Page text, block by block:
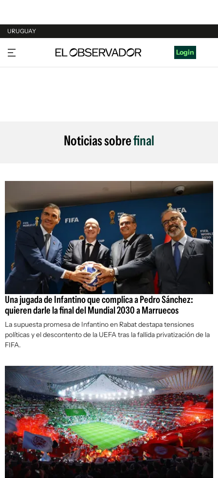
URUGUAY
URUGUAY
ARGENTINA
Login
Noticias sobrefinal
Una jugada de Infantino que complica a Pedro Sánchez:
quieren darle la final del Mundial 2030 a Marruecos
La supuesta promesa de Infantino en Rabat destapa tensiones
políticas y el descontento de la UEFA tras la fallida privatización de la
FIFA.